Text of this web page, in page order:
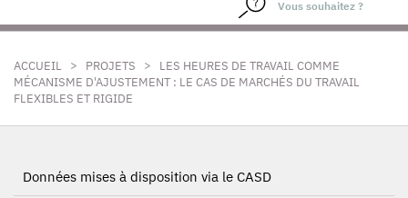
ACCUEIL > PROJETS >
LES HEURES DE TRAVAIL COMME
MÉCANISME D'AJUSTEMENT : LE CAS DE MARCHÉS DU TRAVAIL
FLEXIBLES ET RIGIDE
Données mises à disposition via le CASD